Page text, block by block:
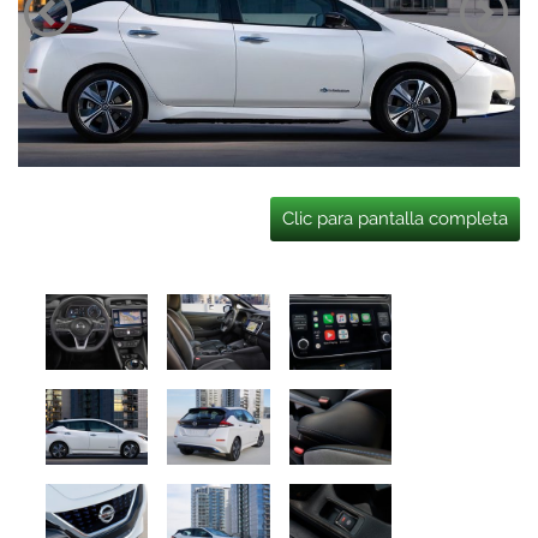
Clic para pantalla completa